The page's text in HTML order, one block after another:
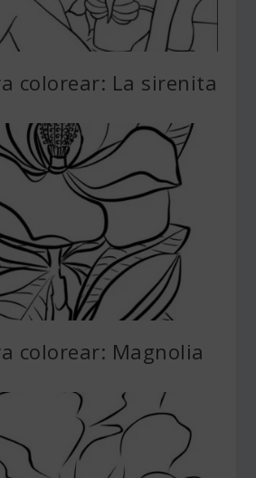
colorear: La sirenita
colorear: Magnolia